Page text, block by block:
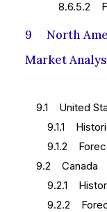
8.6.5.2
9 North
Market
9.1 United
9.1.1
9.1.2
9.2 Canada
9.2.1
9.2.2